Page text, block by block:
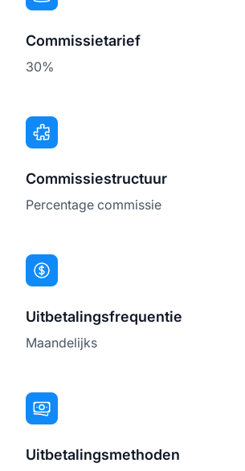
Commissietarief
30%
Commissiestructuur
Percentage commissie
Uitbetalingsfrequentie
Maandelijks
Uitbetalingsmethoden